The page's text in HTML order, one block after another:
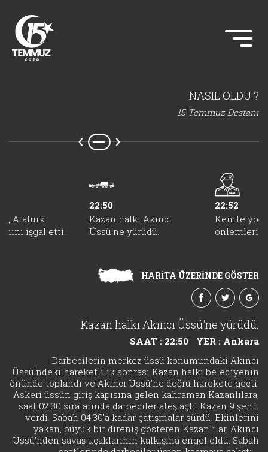
NASIL OLDU ?
15 Temmuz Destanı
Atatürk
işgal etti.
22:50
Kazan halkı Akıncı
Üssü'ne yürüdü.
22:52
Kentte
önlemleri
HARİTA ÜZERİNDE GÖSTER
Kazan halkı Akıncı Üssü'ne yürüdü.
SAAT : 22:50
YER : Ankara
Darbecilerin merkez üssü konumundaki Akıncı
Üssü'ndeki hareketlilik sonrası Kazan halkı belediyenin
önünde toplandı ve Akıncı Üssü'ne doğru harekete geçti.
Askeri üssün giriş kapısına gelen kahraman Kazanlılara,
saat 02.30 sıralarında darbeciler ateş açtı. Kazan 9 şehit
verdi. Sabah 04.30'a kadar çatışmalar sürdü. Ekinlerini
yakan, büyük bir direniş gösteren Kazanlılar, Akıncı
Üssü'nden savaş uçaklarının kalkışına engel oldu. Sabah